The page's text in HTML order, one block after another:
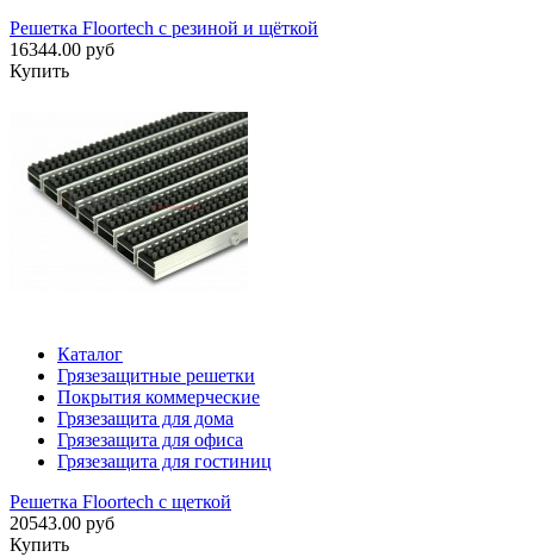
Решетка Floortech с резиной и щёткой
16344.00 руб
Купить
Каталог
Грязезащитные решетки
Покрытия коммерческие
Грязезащита для дома
Грязезащита для офиса
Грязезащита для гостиниц
Решетка Floortech с щеткой
20543.00 руб
Купить